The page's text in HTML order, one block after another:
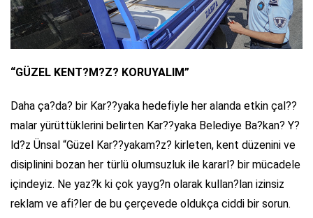
“GÜZEL KENT?M?Z? KORUYALIM”
Daha ça?da? bir Kar??yaka hedefiyle her alanda etkin çal??
malar yürüttüklerini belirten Kar??yaka Belediye Ba?kan? Y?
ld?z Ünsal “Güzel Kar??yakam?z? kirleten, kent düzenini ve
disiplinini bozan her türlü olumsuzluk ile kararl? bir mücadele
içindeyiz. Ne yaz?k ki çok yayg?n olarak kullan?lan izinsiz
reklam ve afi?ler de bu çerçevede oldukça ciddi bir sorun.